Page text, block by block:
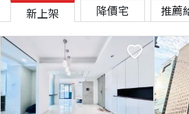
新上架 降價宅 推薦